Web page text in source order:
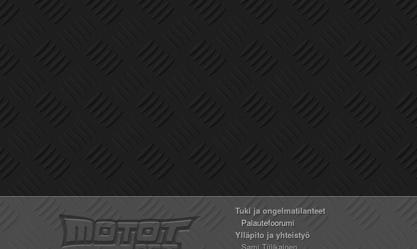
Tuki ja ongelmatilanteet
Palautefoorumi
Ylläpito ja yhteistyö